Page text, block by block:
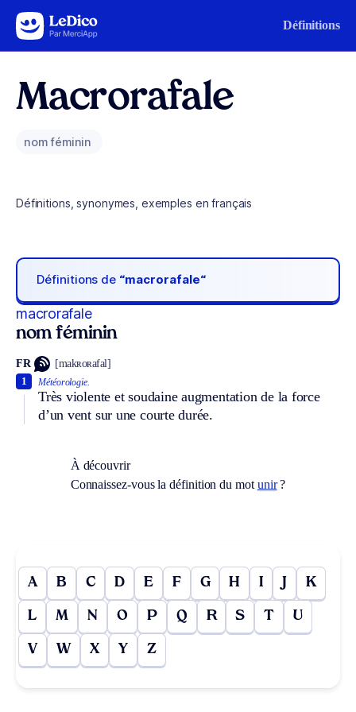
Aller au contenu Définitions
Macrorafale
nom féminin
Définitions, synonymes, exemples en français
Définitions de “macrorafale“
macrorafale
nom féminin
FR [makʀoʀafal]
Météorologie.
Très violente et soudaine augmentation de la force
d’un vent sur une courte durée.
1
À découvrir
Connaissez-vous la définition du mot unir?
A B C D E F G H I J K
L M N O P Q R S T U
V W X Y Z